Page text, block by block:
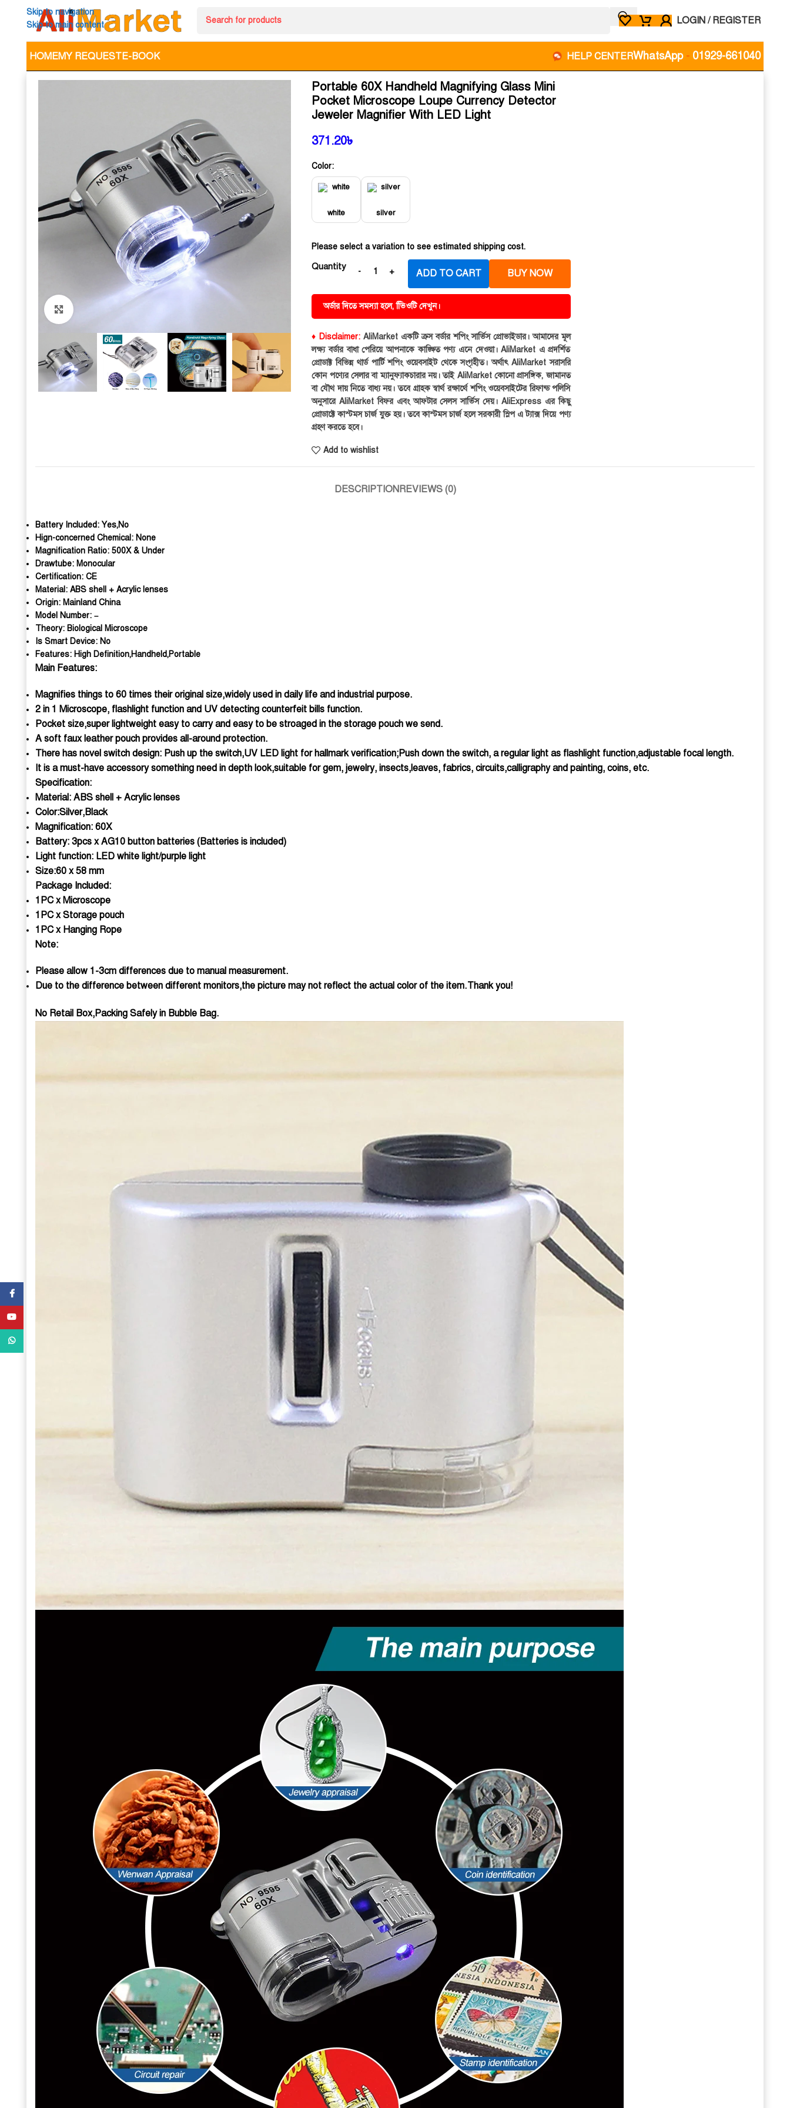
Skip to navigation
Skip to main content
LOGIN / REGISTER
HOMEMY REQUESTE-BOOK HELP CENTERWhatsApp - 01929-661040
Portable 60X Handheld Magnifying Glass Mini
Pocket Microscope Loupe Currency Detector
Jeweler Magnifier With LED Light
371.20৳
Color:
white silver
Please select a variation to see estimated shipping cost.
Quantity
ADD TO CART BUY NOW
অর্ডার দিতে সমস্যা হলে, ভিিওটি দেখুন।
♦ Disclaimer:AliMarket একটি ক্রস বর্ডার শপিং সার্ভিস প্রোভাইডার। আমাদের মূল
লক্ষ্য বর্ডার বাধা পেরিয়ে আপনাকে কাঙ্ক্ষিত পণ্য এনে দেওয়া। AliMarket এ প্রদর্শিত
প্রোডাক্ট বিভিন্ন থার্ড পার্টি শপিং ওয়েবসাইট থেকে সংগৃহীত। অর্থাৎ AliMarket সরাসরি
কোন পণ্যের সেলার বা ম্যানুফ্যাকচারার নয়। তাই AliMarket কোনো প্রাসঙ্গিক, জামানত
বা যৌথ দায় নিতে বাধ্য নয়। তবে গ্রাহক স্বার্থ রক্ষার্থে শপিং ওয়েবসাইটের রিফান্ড পলিসি
অনুসারে AliMarket বিফর এবং আফটার সেলস সার্ভিস দেয়। AliExpress এর কিছু
প্রোডাক্টে কাস্টমস চার্জ যুক্ত হয়। তবে কাস্টমস চার্জ হলে সরকারী স্লিপ এ ট্যাক্স দিয়ে পণ্য
গ্রহণ করতে হবে।
Add to wishlist
DESCRIPTIONREVIEWS (0)
Battery Included: Yes,No
Hign-concerned Chemical: None
Magnification Ratio: 500X & Under
Drawtube: Monocular
Certification: CE
Material: ABS shell + Acrylic lenses
Origin: Mainland China
Model Number: –
Theory: Biological Microscope
Is Smart Device: No
Features: High Definition,Handheld,Portable
Main Features:
Magnifies things to 60 times their original size,widely used in daily life and industrial purpose.
2 in 1 Microscope, flashlight function and UV detecting counterfeit bills function.
Pocket size,super lightweight easy to carry and easy to be stroaged in the storage pouch we send.
A soft faux leather pouch provides all-around protection.
There has novel switch design: Push up the switch,UV LED light for hallmark verification;Push down the switch, a regular light as flashlight function,adjustable focal length.
It is a must-have accessory something need in depth look,suitable for gem, jewelry, insects,leaves, fabrics, circuits,calligraphy and painting, coins, etc.
Specification:
Material: ABS shell + Acrylic lenses
Color:Silver,Black
Magnification: 60X
Battery: 3pcs x AG10 button batteries (Batteries is included)
Light function: LED white light/purple light
Size:60 x 58 mm
Package Included:
1PC x Microscope
1PC x Storage pouch
1PC x Hanging Rope
Note:
Please allow 1-3cm differences due to manual measurement.
Due to the difference between different monitors,the picture may not reflect the actual color of the item.Thank you!
No Retail Box,Packing Safely in Bubble Bag.